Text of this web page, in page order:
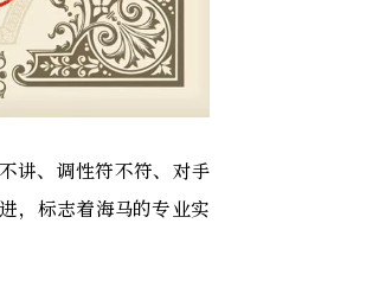
讲、调性符不符、对手
，标志着海马的专业实